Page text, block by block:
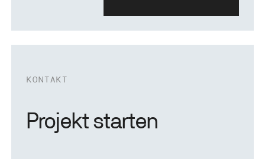
KONTAKT
Projekt starten